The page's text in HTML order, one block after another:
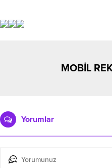
MOBİL
Yorumlar